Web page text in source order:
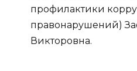
профилактики
правонарушений)
Викторовна.